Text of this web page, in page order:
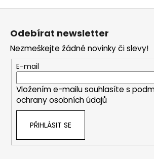
Z
Odebírat newsletter
Nezmeškejte žádné novinky či slevy!
E-mail
Vložením e-mailu souhlasíte s
ochrany osobních údajů
PŘIHLÁSIT SE